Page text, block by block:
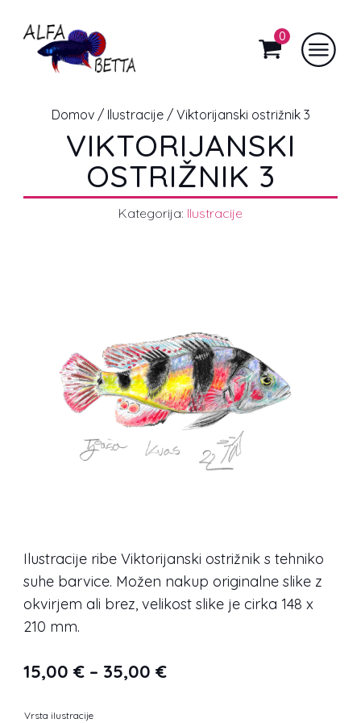
0
Domov/ Ilustracije/ Viktorijanski ostrižnik 3
VIKTORIJANSKI
OSTRIŽNIK 3
Kategorija: Ilustracije
Ilustracije ribe Viktorijanski ostrižnik s tehniko
suhe barvice. Možen nakup originalne slike z
okvirjem ali brez, velikost slike je cirka 148 x
210 mm.
15,00 € – 35,00 €Cenovni
Vrsta ilustracije